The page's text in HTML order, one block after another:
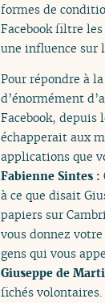
formes de
Facebook filtre
une influence sur
Pour répondre à
d’énormément
Facebook, depuis
échapperait aux
applications que
Fabienne Sintes :
à ce que disait
papiers sur
vous donnez
gens qui vous
Giuseppe de
fichés